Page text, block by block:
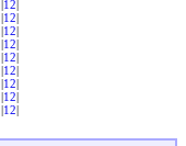
|12|
|12|
|12|
|12|
|12|
|12|
|12|
|12|
|12|